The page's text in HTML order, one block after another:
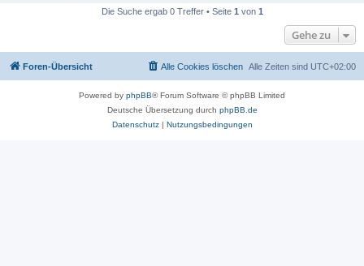
Die Suche ergab 0 Treffer • Seite 1 von 1
Gehe zu
Foren-Übersicht Alle Zeiten sind UTC+02:00
Alle Cookies löschen
Powered by phpBB® Forum Software © phpBB Limited
Deutsche Übersetzung durch phpBB.de
Datenschutz| Nutzungsbedingungen